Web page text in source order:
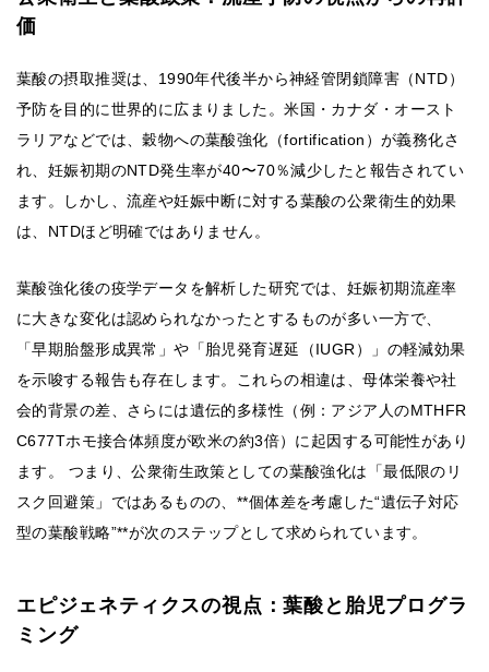
価
葉酸の摂取推奨は、1990年代後半から神経管閉鎖障害（NTD）
予防を目的に世界的に広まりました。米国・カナダ・オースト
ラリアなどでは、穀物への葉酸強化（fortification）が義務化さ
れ、妊娠初期のNTD発生率が40〜70％減少したと報告されてい
ます。しかし、流産や妊娠中断に対する葉酸の公衆衛生的効果
は、NTDほど明確ではありません。
葉酸強化後の疫学データを解析した研究では、妊娠初期流産率
に大きな変化は認められなかったとするものが多い一方で、
「早期胎盤形成異常」や「胎児発育遅延（IUGR）」の軽減効果
を示唆する報告も存在します。これらの相違は、母体栄養や社
会的背景の差、さらには遺伝的多様性（例：アジア人のMTHFR
C677Tホモ接合体頻度が欧米の約3倍）に起因する可能性があり
ます。 つまり、公衆衛生政策としての葉酸強化は「最低限のリ
スク回避策」ではあるものの、**個体差を考慮した“遺伝子対応
型の葉酸戦略”**が次のステップとして求められています。
エピジェネティクスの視点：葉酸と胎児プログラ
ミング